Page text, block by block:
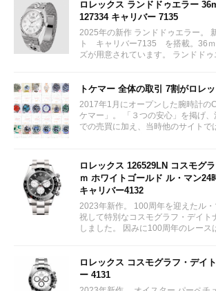
ロレックス ランドドゥエラー
127334 キャリバー 7135
2025年の新作 ランドドゥエラー。
ト キャリバー7135 を搭載。36ｍ
ズが用意されています。 ランドド
トケマー 全体の取引 7割がロレ
2017年1月にオープンした腕時計の
ケマー」。 「３つの安心」を掲げ
での売買に加え、当時他のサイトで
ロレックス 126529LN コスモグ
ｍ ホワイトゴールド ル・マン24
キャリバー4132
2023年新作。 100周年を迎えたル
祝して特別なコスモグラフ・デイト
しました。 因みに100周年のレース
ロレックス コスモグラフ・デイ
ー 4131